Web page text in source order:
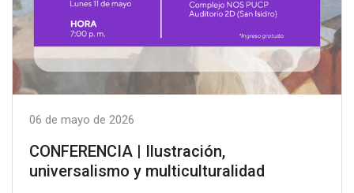
06 de mayo de 2026
CONFERENCIA | Ilustración,
universalismo y multiculturalidad